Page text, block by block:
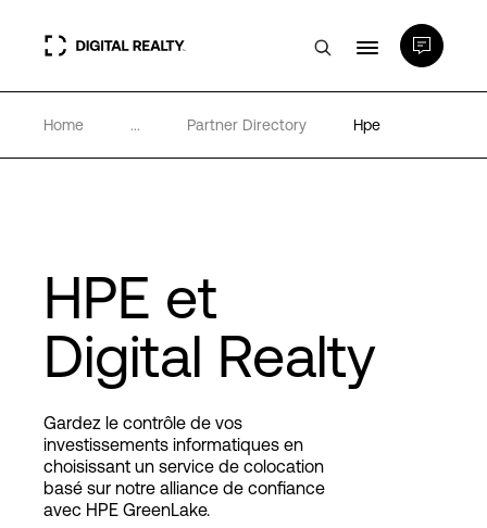
Data Centers
Expertise et ressources
A propos de nous
Language
Home ... Partner Directory Hpe
HPE et
Digital Realty
Gardez le contrôle de vos
investissements informatiques en
choisissant un service de colocation
basé sur notre alliance de confiance
avec HPE GreenLake.